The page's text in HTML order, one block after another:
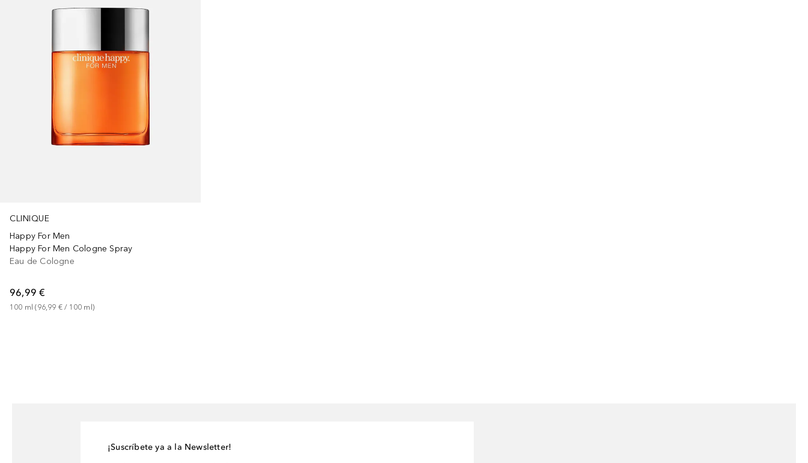
CLINIQUE
Happy For Men
Happy For Men Cologne Spray
Eau de Cologne
96,99 €
100 ml (96,99 € / 100 ml )
¡Suscríbete ya a la Newsletter!